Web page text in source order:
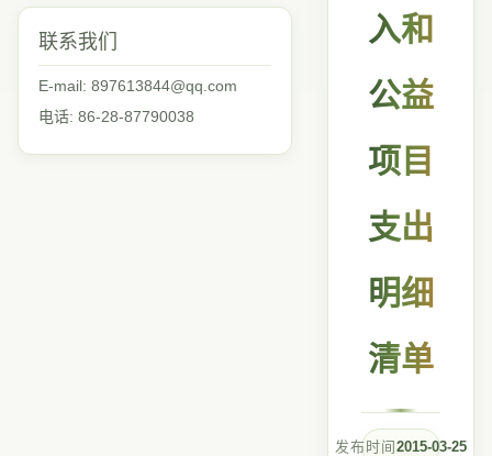
联系我们
E-mail: 897613844@qq.com
电话: 86-28-87790038
入和
公益
项目
支出
明细
清单
发布时间2015-03-25